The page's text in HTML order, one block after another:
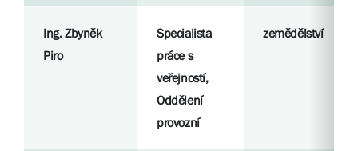
Ing. Zbyněk
Piro
Specialista
práce s
veřejností,
Oddělení
provozní
zemědělství